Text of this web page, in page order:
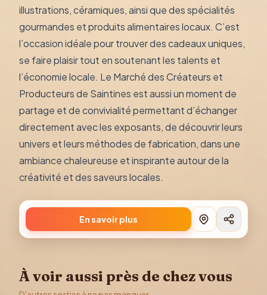
illustrations, céramiques, ainsi que des spécialités
gourmandes et produits alimentaires locaux. C’est
l’occasion idéale pour trouver des cadeaux uniques,
se faire plaisir tout en soutenant les talents et
l’économie locale. Le Marché des Créateurs et
Producteurs de Saintines est aussi un moment de
partage et de convivialité permettant d’échanger
directement avec les exposants, de découvrir leurs
univers et leurs méthodes de fabrication, dans une
ambiance chaleureuse et inspirante autour de la
créativité et des saveurs locales.
En savoir plus
À voir aussi près de chez vous